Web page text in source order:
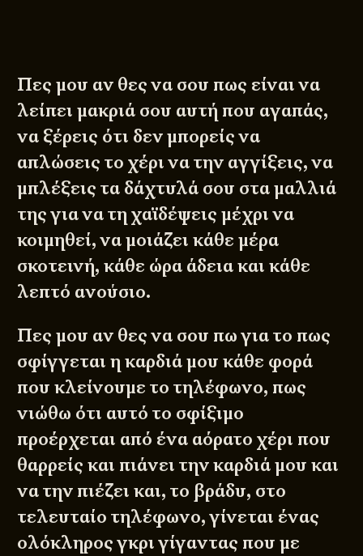
Πες μου αν θες να σου πως είναι να
λείπει μακριά σου αυτή που αγαπάς,
να ξέρεις ότι δεν μπορείς να
απλώσεις το χέρι να την αγγίξεις, να
μπλέξεις τα δάχτυλά σου στα μαλλιά
της για να τη χαϊδέψεις μέχρι να
κοιμηθεί, να μοιάζει κάθε μέρα
σκοτεινή, κάθε ώρα άδεια και κάθε
λεπτό ανούσιο.
Πες μου αν θες να σου πω για το πως
σφίγγεται η καρδιά μου κάθε φορά
που κλείνουμε το τηλέφωνο, πως
νιώθω ότι αυτό το σφίξιμο
προέρχεται από ένα αόρατο χέρι που
θαρρείς και πιάνει την καρδιά μου και
να την πιέζει και, το βράδυ, στο
τελευταίο τηλέφωνο, γίνεται ένας
ολόκληρος γκρι γίγαντας που με